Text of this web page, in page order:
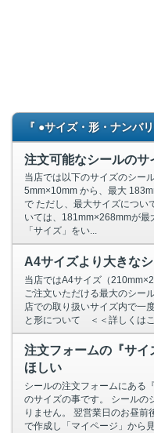
『 ●サイズ・形・ナンバ
注文可能なシールのサ
当店では以下のサイズのシー
5mm×10mm から、最大
で ただし、最大サイズについ
いては、181mm×268mmが最
「サイズ」をい...
A4サイズより大きな
当店ではA4サイズ（
ご注文いただける最大のシー
店での取り扱いサイズ内で一
と形について ＜＜詳しくは
注文フォームの『サイ
ほしい
シールの注文フォームにある
のサイズの事です。 シールの
りません。 翌営業日のお昼
で作成し「マイページ」から